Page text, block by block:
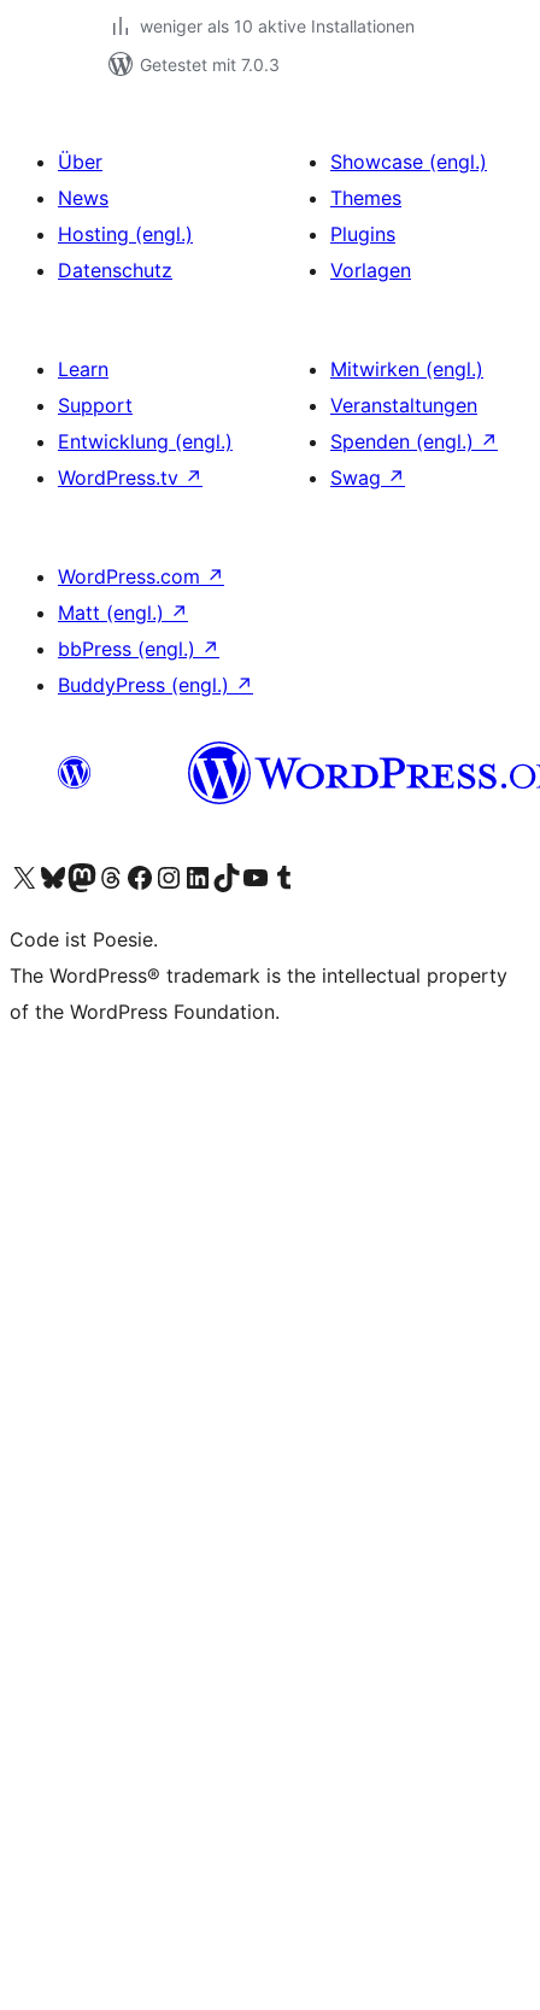
weniger als 10 aktive Installationen
Getestet mit 7.0.3
Über
News
Hosting (engl.)
Datenschutz
Showcase (engl.)
Themes
Plugins
Vorlagen
Learn
Support
Entwicklung (engl.)
WordPress.tv ↗
Mitwirken (engl.)
Veranstaltungen
Spenden (engl.) ↗
Swag ↗
WordPress.com ↗
Matt (engl.) ↗
bbPress (engl.) ↗
BuddyPress (engl.) ↗
Unser X-Konto (früher Twitter) besuchen
Unser Bluesky-Konto besuchen
Unser Mastodon-Konto besuchen
Unser Threads-Konto besuchen
Unsere Facebook-Seite besuchen
Unser Instagram-Konto besuchen
Unser LinkedIn-Konto besuchen
Unser TikTok-Konto besuchen
Unseren YouTube-Kanal besuchen
Unser Tumblr-Konto besuchen
Code ist Poesie.
The WordPress® trademark is the intellectual property
of the WordPress Foundation.